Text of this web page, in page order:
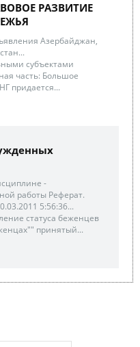
РАЗВИТИЕ
Азербайджан,
субъектами
часть: Большое
придается...
-
работы Реферат.
5:56:36...
статуса беженцев
принятый...